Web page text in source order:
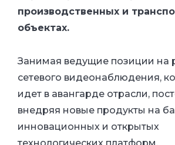
производственных и
объектах.
Занимая ведущие позиции на
сетевого видеонаблюдения,
идет в авангарде отрасли,
внедряя новые продукты на
инновационных и открытых